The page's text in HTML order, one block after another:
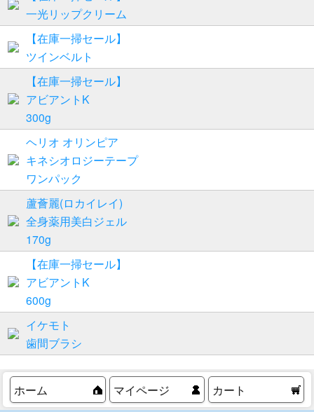
一光リップクリーム
【在庫一掃セール】
ツインベルト
【在庫一掃セール】
アビアントK
300g
ヘリオ オリンピア
キネシオロジーテープ
ワンパック
蘆薈麗(ロカイレイ)
全身薬用美白ジェル
170g
【在庫一掃セール】
アビアントK
600g
イケモト
歯間ブラシ
ホーム マイページ カート